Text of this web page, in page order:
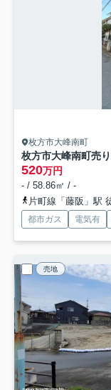
枚方市大峰南町
枚方市大峰南町売
520万円
- / 58.86㎡ / -
片町線「藤阪」駅
都市ガス 電気有
売地